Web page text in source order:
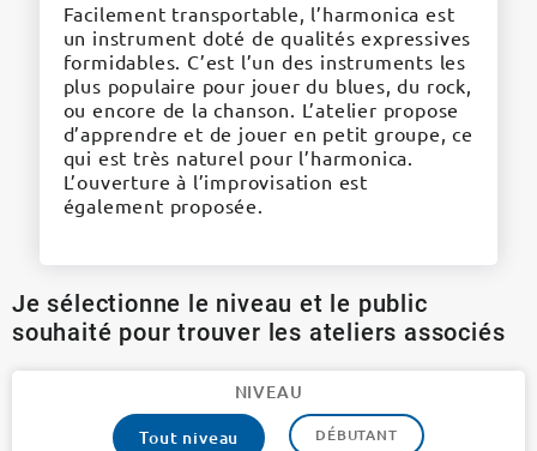
Facilement transportable, l’harmonica est
un instrument doté de qualités expressives
formidables. C’est l’un des instruments les
plus populaire pour jouer du blues, du rock,
ou encore de la chanson. L’atelier propose
d’apprendre et de jouer en petit groupe, ce
qui est très naturel pour l’harmonica.
L’ouverture à l’improvisation est
également proposée.
Je sélectionne le niveau et le public
souhaité pour trouver les ateliers associés
NIVEAU
Tout niveau
DÉBUTANT